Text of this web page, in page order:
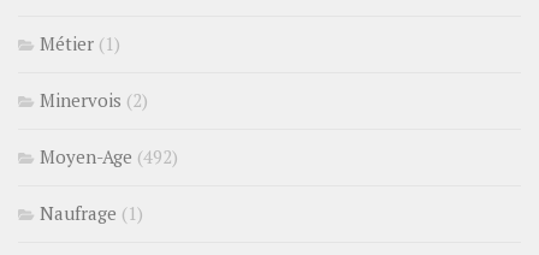
Métier (1)
Minervois (2)
Moyen-Age (492)
Naufrage (1)